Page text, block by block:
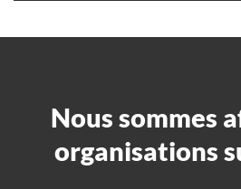
Nous sommes
organisations